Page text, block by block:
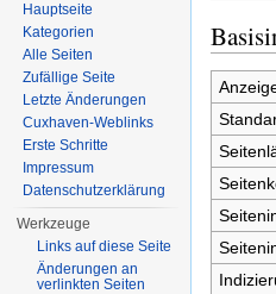
Hauptseite
Kategorien
Alle Seiten
Zufällige Seite
Letzte Änderungen
Cuxhaven-Weblinks
Erste Schritte
Impressum
Datenschutzerklärung
Werkzeuge
Links auf diese Seite
Änderungen an
verlinkten Seiten